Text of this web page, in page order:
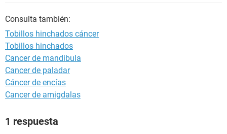
Consulta también:
Tobillos hinchados cáncer
Tobillos hinchados
Cancer de mandibula
Cancer de paladar
Cáncer de encías
Cancer de amigdalas
1 respuesta